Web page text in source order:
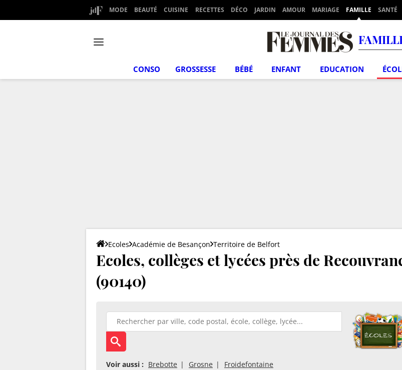
MODE BEAUTÉ CUISINE RECETTES DÉCO JARDIN AMOUR MARIAGE FAMILLE SANTÉ
CONSO GROSSESSE BÉBÉ ENFANT EDUCATION
Ecoles Académie de Besançon Territoire de Belfort
Ecoles, collèges et lycées près de
(90140)
Voir aussi : Brebotte Grosne Froidefontaine